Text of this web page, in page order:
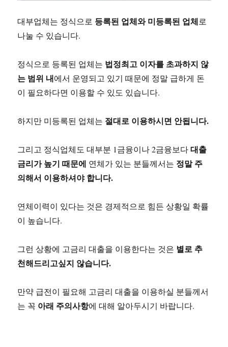
대부업체는 정식으로 등록된 업체와 미등록된 업체로
나눌 수 있습니다.
정식으로 등록된 업체는 법정최고 이자를 초과하지 않
는 범위 내에서 운영되고 있기 때문에 정말 급하게 돈
이 필요하다면 이용할 수 있도 있습니다.
하지만 미등록된 업체는 절대로 이용하시면 안됩니다.
그리고 정식업체도 대부분 1금융이나 2금융보다대출
금리가 높기 때문에 연체가 있는 분들께서는 정말 주
의해서 이용하셔야 합니다.
연체이력이 있다는 것은 경제적으로 힘든 상황일 확률
이 높습니다.
그런 상황에 고금리 대출을 이용한다는 것은 별로 추
천해드리고싶지 않습니다.
만약 급전이 필요해 고금리 대출을 이용하실 분들께서
는 꼭 아래 주의사항에 대해 알아두시기 바랍니다.